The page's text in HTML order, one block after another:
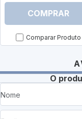
COMPRAR
Comparar Produto
O